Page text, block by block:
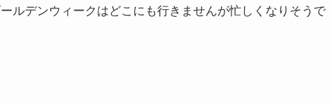
ルデンウィークはどこにも行きませんが忙しくなりそうで